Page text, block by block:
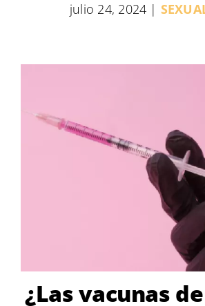
julio 24, 2024 |
¿Las vacunas